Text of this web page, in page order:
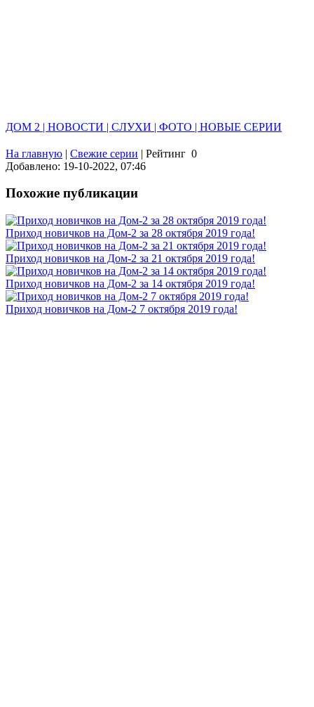
ДОМ 2 | НОВОСТИ | СЛУХИ | ФОТО | НОВЫЕ СЕРИИ
На главную | Свежие серии | Рейтинг 0
Добавлено: 19-10-2022, 07:46
Похожие публикации
Приход новичков на Дом-2 за 28 октября 2019 года!
Приход новичков на Дом-2 за 21 октября 2019 года!
Приход новичков на Дом-2 за 14 октября 2019 года!
Приход новичков на Дом-2 7 октября 2019 года!